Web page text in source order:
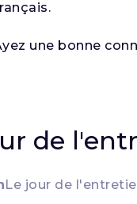
une bonne
de
Le jour de